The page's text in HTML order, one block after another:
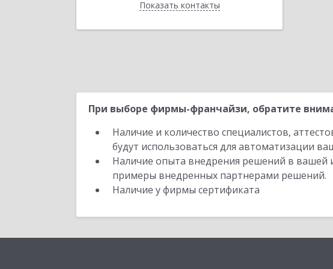
Показать контакты
При выборе фирмы-франчайзи, обратите
Наличие и количество специалистов,
будут использоваться для автоматизации
Наличие опыта внедрения решений в вашей
примеры внедренных партнерами решений.
Наличие у фирмы сертификата